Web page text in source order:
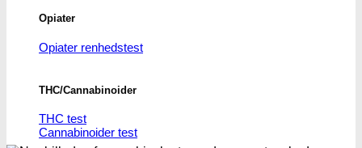
Opiater
Opiater renhedstest
THC/Cannabinoider
THC test
Cannabinoider test